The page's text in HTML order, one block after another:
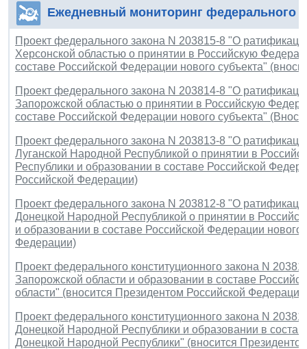
Ежедневный мониторинг федерального
Проект федерального закона N 203815-8 "О
Херсонской областью о принятии в Российскую
составе Российской Федерации нового субъекта"
Проект федерального закона N 203814-8 "О
Запорожской областью о принятии в Российскую
составе Российской Федерации нового субъекта"
Проект федерального закона N 203813-8 "О
Луганской Народной Республикой о принятии в
Республики и образовании в составе Российской
Российской Федерации)
Проект федерального закона N 203812-8 "О
Донецкой Народной Республикой о принятии в
и образовании в составе Российской Федерации
Федерации)
Проект федерального конституционного закона N
Запорожской области и образовании в составе
области" (вносится Президентом Российской
Проект федерального конституционного закона N
Донецкой Народной Республики и образовании в
Донецкой Народной Республики" (вносится